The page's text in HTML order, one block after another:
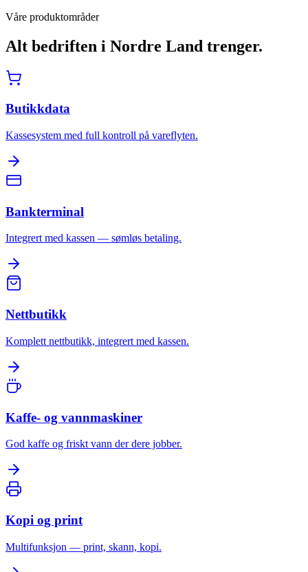
Våre produktområder
Alt bedriften i Nordre Land trenger.
Butikkdata
Kassesystem med full kontroll på vareflyten.
Bankterminal
Integrert med kassen — sømløs betaling.
Nettbutikk
Komplett nettbutikk, integrert med kassen.
Kaffe- og vannmaskiner
God kaffe og friskt vann der dere jobber.
Kopi og print
Multifunksjon — print, skann, kopi.